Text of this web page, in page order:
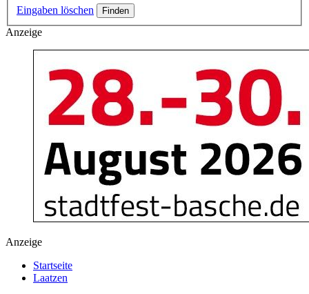
Eingaben löschen
Anzeige
Anzeige
Startseite
Laatzen